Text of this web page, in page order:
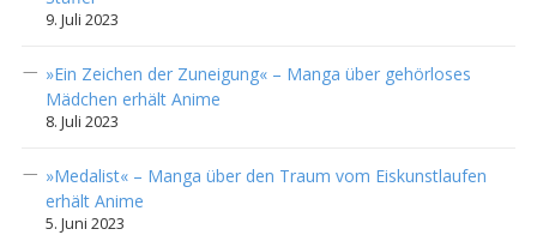
9. Juli 2023
»Ein Zeichen der Zuneigung« – Manga über gehörloses
Mädchen erhält Anime
8. Juli 2023
»Medalist« – Manga über den Traum vom Eiskunstlaufen
erhält Anime
5. Juni 2023